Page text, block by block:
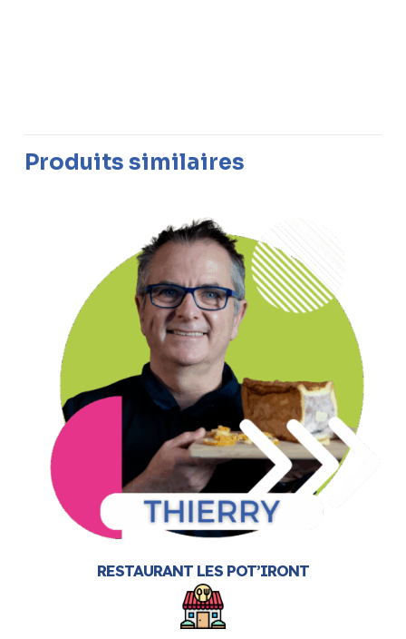
Produits similaires
RESTAURANT LES POT’IRONT